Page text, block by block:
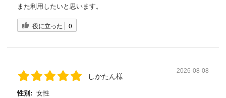
また利用したいと思います。
役に立った 0
しかたん様
2026-08-08
性別: 女性